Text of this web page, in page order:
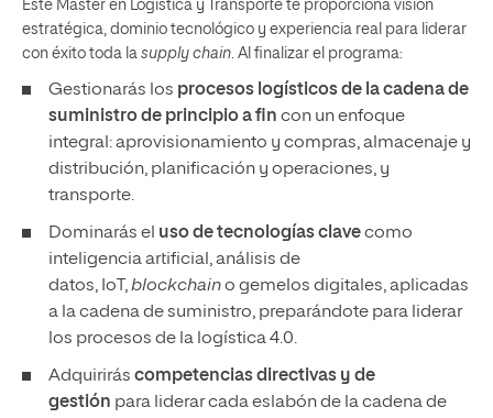
Gestionarás losprocesos logísticos de la cadena de
suministro de principio a fincon un enfoque
integral: aprovisionamiento y compras, almacenaje y
distribución, planificación y operaciones, y
transporte.
Dominarás eluso de tecnologías clavecomo
inteligencia artificial, análisis de
datos, IoT,
blockchain
o gemelos digitales, aplicadas
a la cadena de suministro, preparándote para liderar
los procesos de la logística 4.0.
Adquiriráscompetencias directivas y de
gestiónpara liderar cada eslabón de la cadena de
suministro, tomando decisiones estratégicas con
visión global.